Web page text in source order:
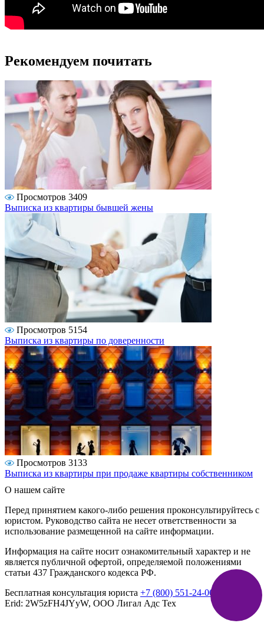
Рекомендуем почитать
Просмотров 3409
Выписка из квартиры бывшей жены
Просмотров 5154
Выписка из квартиры по доверенности
Просмотров 3133
Выписка из квартиры при продаже квартиры собственником
О нашем сайте
Перед принятием какого-либо решения проконсультируйтесь с
юристом. Руководство сайта не несет ответственности за
использование размещенной на сайте информации.
Информация на сайте носит ознакомительный характер и не
является публичной офертой, определяемой положениями
статьи 437 Гражданского кодекса РФ.
Бесплатная консультация юриста +7 (800) 551-24-06
Erid: 2W5zFH4JYyW, ООО Лигал Адс Тех